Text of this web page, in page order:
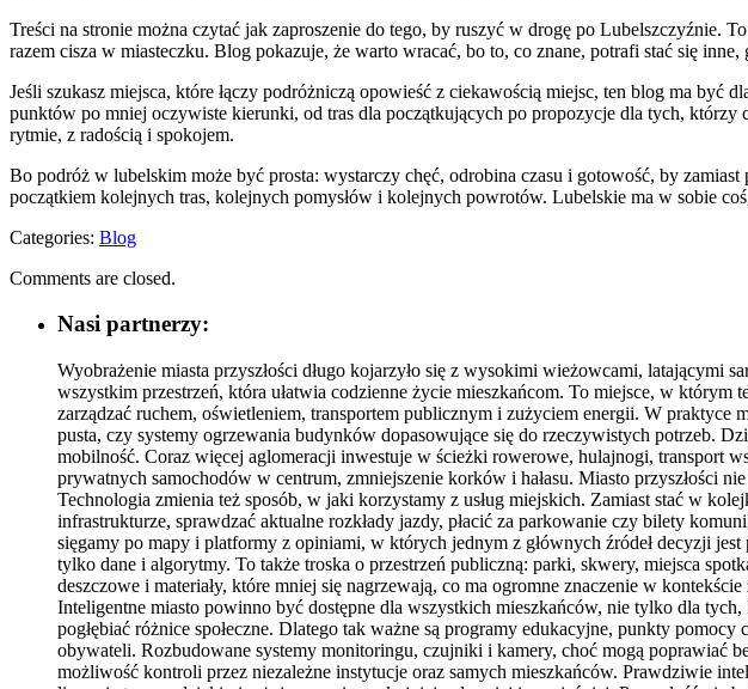
Treści na stronie można czytać jak zaproszenie do tego, by ruszyć w drogę po Lubelszczyźnie.
razem cisza w miasteczku. Blog pokazuje, że warto wracać, bo to, co znane, potrafi stać się
Jeśli szukasz miejsca, które łączy podróżniczą opowieść z ciekawością miejsc, ten blog ma
punktów po mniej oczywiste kierunki, od tras dla początkujących po propozycje dla tych,
rytmie, z radością i spokojem.
Bo podróż w lubelskim może być prosta: wystarczy chęć, odrobina czasu i gotowość, by
początkiem kolejnych tras, kolejnych pomysłów i kolejnych powrotów. Lubelskie ma w sobie
Categories: Blog
Comments are closed.
Nasi partnerzy:
Wyobrażenie miasta przyszłości długo kojarzyło się z wysokimi wieżowcami, latającymi
wszystkim przestrzeń, która ułatwia codzienne życie mieszkańcom. To miejsce, w
zarządzać ruchem, oświetleniem, transportem publicznym i zużyciem energii. W praktyce
pusta, czy systemy ogrzewania budynków dopasowujące się do rzeczywistych potrzeb.
mobilność. Coraz więcej aglomeracji inwestuje w ścieżki rowerowe, hulajnogi, transport
prywatnych samochodów w centrum, zmniejszenie korków i hałasu. Miasto przyszłości
Technologia zmienia też sposób, w jaki korzystamy z usług miejskich. Zamiast stać w
infrastrukturze, sprawdzać aktualne rozkłady jazdy, płacić za parkowanie czy bilety
sięgamy po mapy i platformy z opiniami, w których jednym z głównych źródeł decyzji jest
tylko dane i algorytmy. To także troska o przestrzeń publiczną: parki, skwery, miejsca
deszczowe i materiały, które mniej się nagrzewają, co ma ogromne znaczenie w
Inteligentne miasto powinno być dostępne dla wszystkich mieszkańców, nie tylko dla
pogłębiać różnice społeczne. Dlatego tak ważne są programy edukacyjne, punkty
obywateli. Rozbudowane systemy monitoringu, czujniki i kamery, choć mogą poprawiać
możliwość kontroli przez niezależne instytucje oraz samych mieszkańców. Prawdziwie